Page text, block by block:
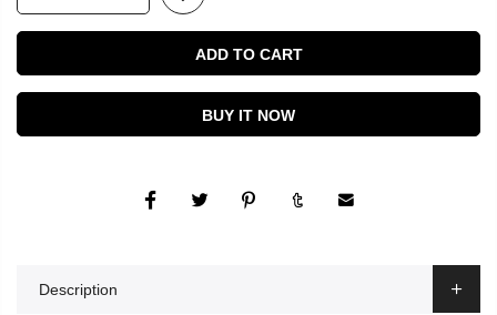
ADD TO CART
BUY IT NOW
Description